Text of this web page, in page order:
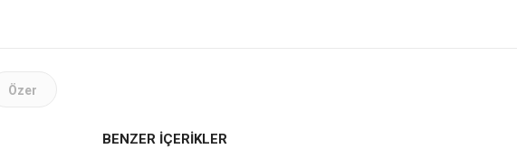
Özer
BENZER İÇERİKLER